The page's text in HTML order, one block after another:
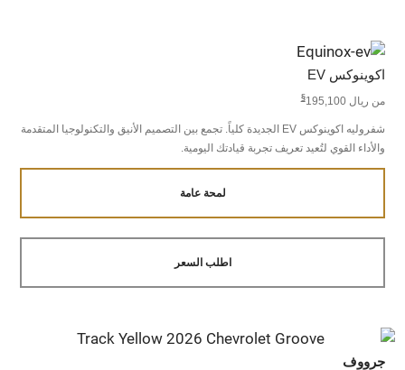
اكوينوكس EV
من ريال 195,100 §
شفروليه اكوينوكس EV الجديدة كلياً. تجمع بين التصميم الأنيق والتكنولوجيا المتقدمة
والأداء القوي لتُعيد تعريف تجربة قيادتك اليومية.
لمحة عامة
اطلب السعر
جرووف